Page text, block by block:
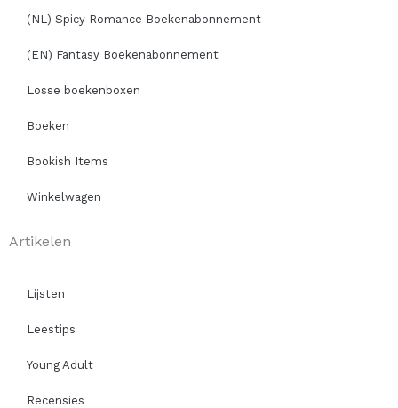
(NL) Spicy Romance Boekenabonnement
(EN) Fantasy Boekenabonnement
Losse boekenboxen
Boeken
Bookish Items
Winkelwagen
Artikelen
Lijsten
Leestips
Young Adult
Recensies